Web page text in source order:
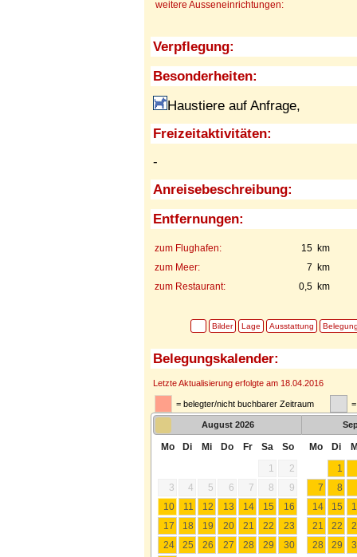
weitere Ausseneinrichtungen:
Verpflegung:
Besonderheiten:
Haustiere auf Anfrage,
Freizeitaktivitäten:
-
Anreisebeschreibung:
Entfernungen:
15 km
zum Flughafen:
7 km
zum Meer:
0,5 km
zum Restaurant:
Bilder Lage Ausstattung
Belegungskalender:
Letzte Aktualisierung erfolgte am 18.04.2016
= belegter/nicht buchbarer Zeitraum
August 2026
Mo Di Mi Do Fr Sa
So
1
2
3
4 5 6 7 8
9
10
11 12 13 14 15
16
17
18 19 20 21 22
23
24
25 26 27 28 29
30
Mo Di
1
7
8
14
15
21
22
28
29